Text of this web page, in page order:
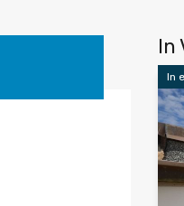
In
In